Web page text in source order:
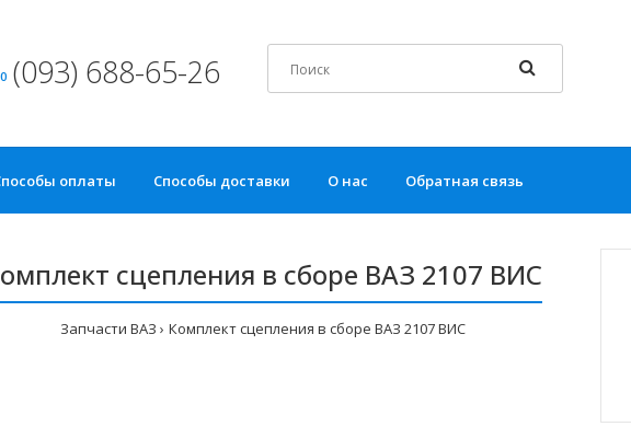
(093) 688-65-26
оплаты Способы доставки О нас Обратная связь
сцепления в сборе ВАЗ 2107 ВИС
Запчасти ВАЗ Комплект сцепления в сборе ВАЗ 2107 ВИС